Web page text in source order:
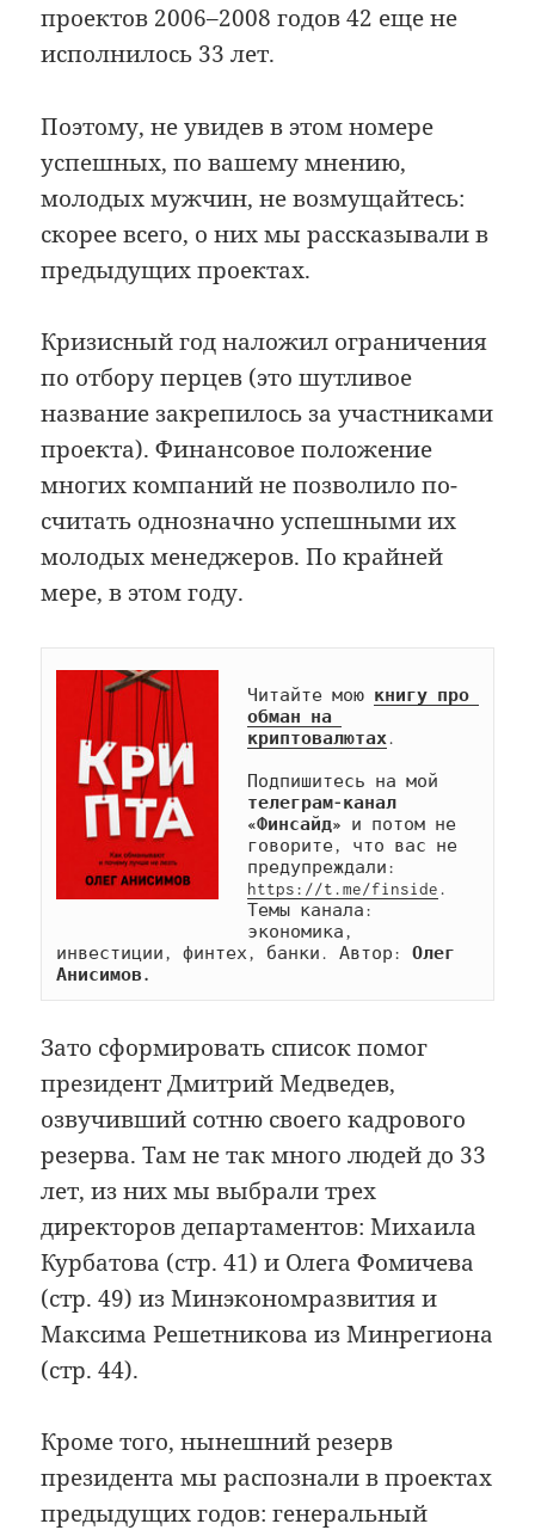
проектов 2006–2008 годов 42 еще не
исполнилось 33 лет.
Поэтому, не увидев в этом номере
успешных, по вашему мнению,
молодых мужчин, не возмущайтесь:
скорее всего, о них мы рассказывали в
предыдущих проектах.
Кризисный год наложил ограничения
по отбору перцев (это шутливое
название закрепилось за участниками
проекта). Финансовое положение
многих компаний не позволило по­
счи­тать однозначно успешными их
молодых менеджеров. По крайней
мере, в этом году.
Читайте мою книгу про
обман на
криптовалютах .
телеграм-канал
«Финсайд» и потом не
говорите, что вас не
https://t.me/finside .
Темы канала:
экономика,
инвестиции, финтех, банки. Автор: Олег
Анисимов.
Зато сформировать список помог
президент Дмитрий Медведев,
озвучивший сотню своего кадрового
резерва. Там не так много людей до 33
лет, из них мы выбрали трех
директоров департаментов: Михаила
Курбатова (стр. 41) и Олега Фомичева
(стр. 49) из Минэкономразвития и
Максима Решетникова из Минрегиона
(стр. 44).
Кроме того, нынешний резерв
президента мы распознали в проектах
предыдущих годов: генеральный